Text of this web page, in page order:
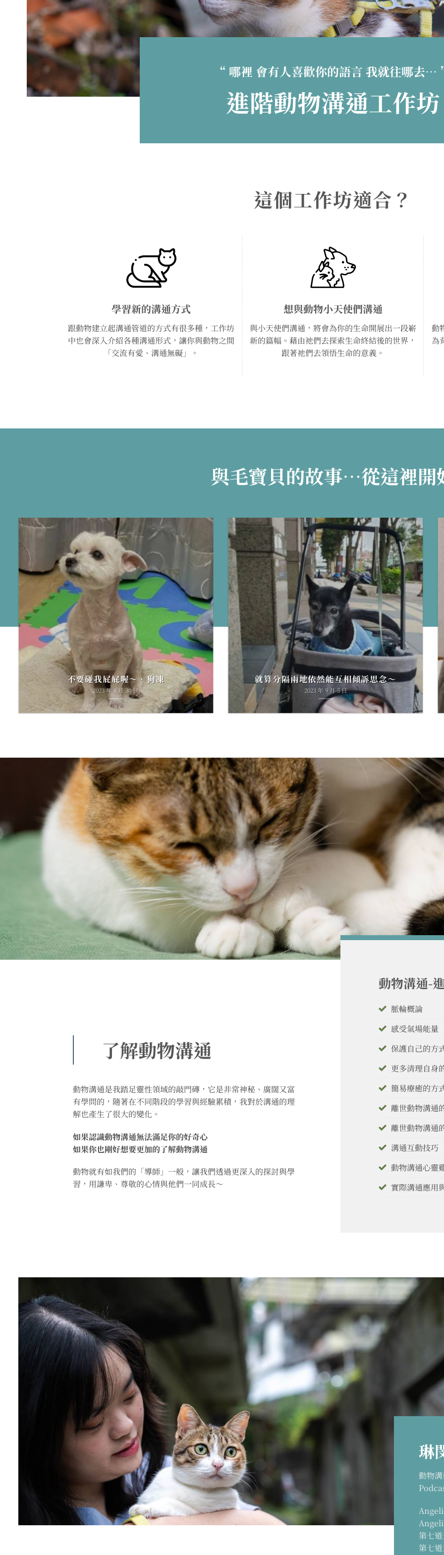
“ 哪裡 會有人喜歡你的語言 我就往哪去
進階動物溝通工作坊
這個工作坊適合？
學習新的溝通方式
跟動物建立起溝通管道的方式有很多種，工作坊
中也會深入介紹各種溝通形式，讓你與動物之間
「交流有愛、溝通無礙」。
想與動物小天使們溝通
與小天使們溝通，將會為你的生命開展出一段嶄
新的篇幅。藉由祂們去探索生命終結後的世界，
跟著祂們去領悟生命的意義。
動
為
與毛寶貝的故事…從這裡開
不要碰我屁屁喔～•狗凍
2023 年 8 月 30 日
就算分隔兩地依然能互相傾訴思念～
2023 年 9 月 5 日
了解動物溝通
動物溝通是我踏足靈性領域的敲門磚，它是非常神秘、廣闊又富
有學問的，隨著在不同階段的學習與經驗累積，我對於溝通的理
解也產生了很大的變化。
如果認識動物溝通無法滿足你的好奇心
如果你也剛好想要更加的了解動物溝通
動物就有如我們的「導師」一般，讓我們透過更深入的探討與學
習，用謙卑、尊敬的心情與他們一同成長～
動物溝通-
脈輪概論
感受氣場能量
保護自己的方
更多清理自身
簡易療癒的方
離世動物溝通
離世動物溝通
溝通互動技巧
動物溝通心靈
實際溝通應用
琳
動物
第七
第七